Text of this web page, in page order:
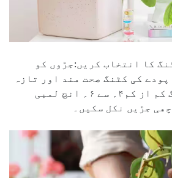
کا انتخاب کریں:جڑوں کو
کی کٹنگ صحت مند اور تازہ
ہونی چاہئیں۔ کٹنگ کم از کم۴؍ سے ۶؍ انچ لمبی
جڑیں نکل سکیں۔